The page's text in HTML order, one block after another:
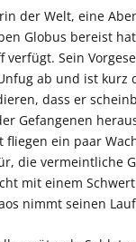
der Welt, eine
Globus bereist
verfügt. Sein
ab und ist kurz
dass er
Gefangenen
fliegen ein paar
die vermeintliche
mit einem
nimmt seinen